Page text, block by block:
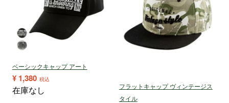
ベーシックキャップ アート
¥ 1,380 税込
在庫なし
フラットキャップ ヴィンテージス
タイル